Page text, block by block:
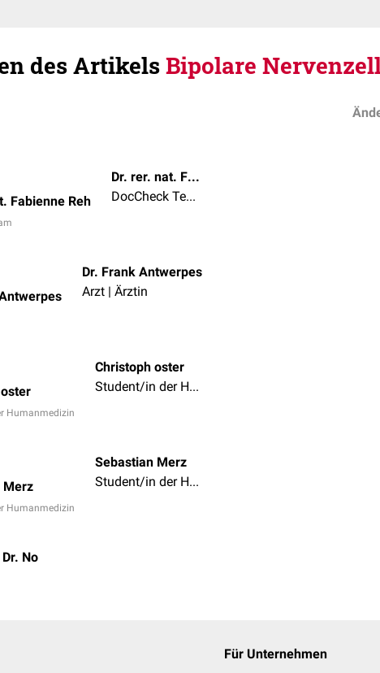
des ArtikelsBipolare
Fabienne Reh
Dr. rer. nat. Fabienne Reh
DocCheck Team
Dr. Frank Antwerpes
Arzt | Ärztin
Humanmedizin
Christoph oster
Student/in der Humanmedizin
Merz
Humanmedizin
Sebastian Merz
Student/in der Humanmedizin
Dr. No
Für Unternehmen